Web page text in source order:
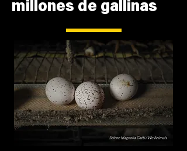
millones de gallinas